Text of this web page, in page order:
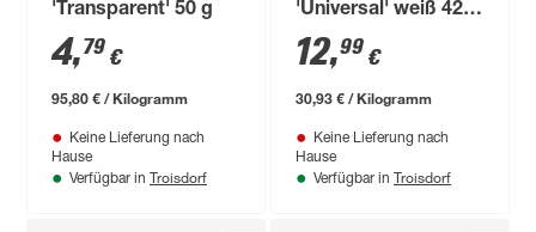
'Transparent' 50 g
4,79 €
95,80 € / Kilogramm
Keine Lieferung nach
Hause
Verfügbar in Troisdorf
'Universal' weiß 420
g
12,99 €
30,93 € / Kilogramm
Keine Lieferung nach
Hause
Verfügbar in Troisdorf